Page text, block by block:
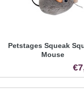
Petstages Squeak
Mouse